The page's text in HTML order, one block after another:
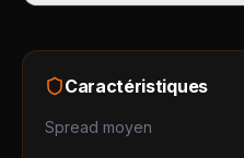
Caractéristiques
Spread moyen